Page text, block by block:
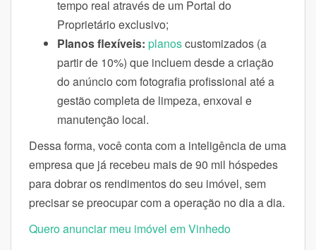
tempo real através de um Portal do
Proprietário exclusivo;
Planos flexíveis: planoscustomizados (a
partir de 10%) que incluem desde a criação
do anúncio com fotografia profissional até a
gestão completa de limpeza, enxoval e
manutenção local.
Dessa forma, você conta com a inteligência de uma
empresa que já recebeu mais de 90 mil hóspedes
para dobrar os rendimentos do seu imóvel, sem
precisar se preocupar com a operação no dia a dia.
Quero anunciar meu imóvel em Vinhedo